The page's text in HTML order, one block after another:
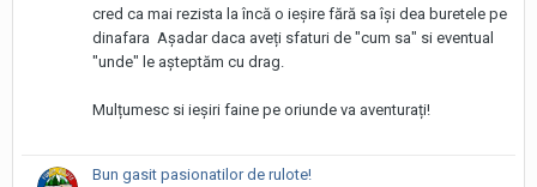
cred ca mai rezista la încă o ieșire fără sa își dea buretele pe
dinafara Așadar daca aveți sfaturi de "cum sa" si eventual
"unde" le așteptăm cu drag.
Mulțumesc si ieșiri faine pe oriunde va aventurați!
Bun gasit pasionatilor de rulote!